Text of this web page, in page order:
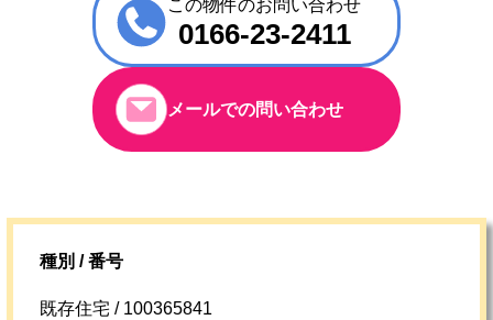
この物件のお問い合わせ
0166-23-2411
メールでの問い合わせ
種別 / 番号
既存住宅 / 100365841